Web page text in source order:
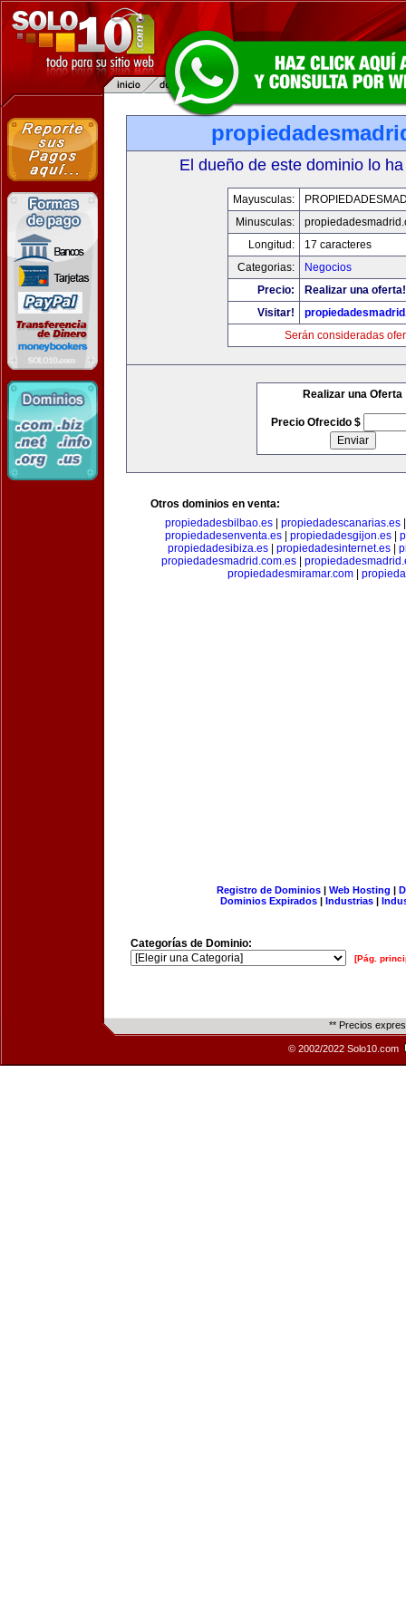
El dueño de este dominio lo
Mayusculas:
Minusculas:
Longitud:
17 caracteres
Categorias:
Negocios
Precio:
Realizar una oferta!
Visitar!
Serán consideradas
Realizar una Oferta
Precio Ofrecido $
Otros dominios en venta:
propiedadesbilbao.es| propiedadescanarias.es
propiedadesenventa.es
propiedadesgijon.es
propiedadesibiza.es
propiedadesinternet.es
propiedadesmadrid.com.es
propiedadesmiramar.com
Registro de Dominios| Web Hosting |
Dominios Expirados | Industrias |
Categorías de Dominio:
[Pág.
** Precios
© 2002/2022 Solo10.com